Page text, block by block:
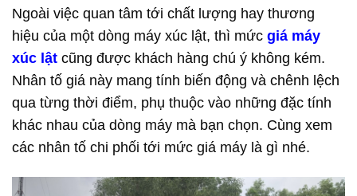
Ngoài việc quan tâm tới chất lượng hay thương
hiệu của một dòng máy xúc lật, thì mức giá máy
xúc lật cũng được khách hàng chú ý không kém.
Nhân tố giá này mang tính biến động và chênh lệch
qua từng thời điểm, phụ thuộc vào những đặc tính
khác nhau của dòng máy mà bạn chọn. Cùng xem
các nhân tố chi phối tới mức giá máy là gì nhé.